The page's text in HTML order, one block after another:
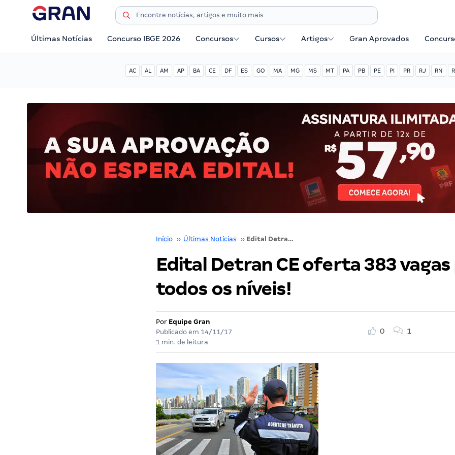
Últimas Notícias Concurso IBGE 2026 Concursos Cursos Artigos Gran Aprovados
AC AL AM AP BA CE DF ES GO MA MG MS MT PA PB PE PI PR RJ RN
Início ›› Últimas Notícias ›› Edital Detran CE oferta 383 vagas para todos os níveis!
Edital Detran CE oferta 383 vagas
todos os níveis!
Por Equipe Gran
Publicado em 14/11/17
1 min. de leitura
0 1